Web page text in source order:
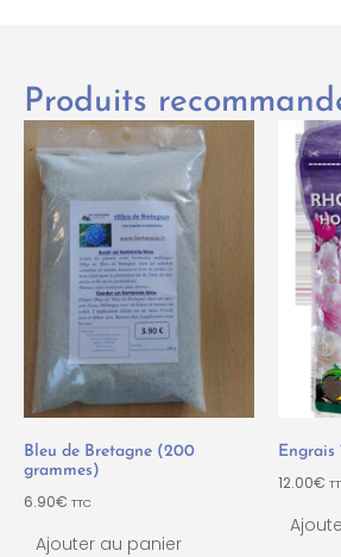
Produits
Bleu de Bretagne (200
grammes)
6.90€ TTC
Ajouter au panier
Engrais
12.00€